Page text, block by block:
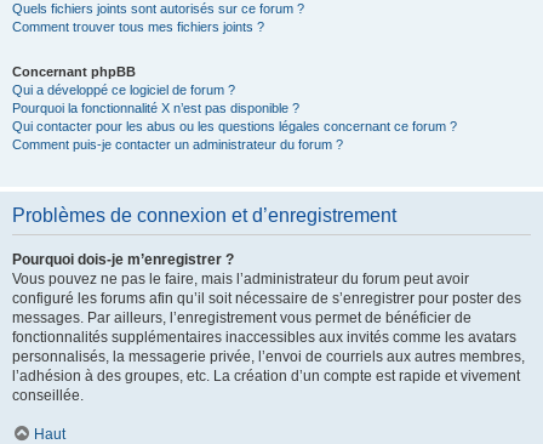
Quels fichiers joints sont autorisés sur ce forum ?
Comment trouver tous mes fichiers joints ?
Concernant phpBB
Qui a développé ce logiciel de forum ?
Pourquoi la fonctionnalité X n’est pas disponible ?
Qui contacter pour les abus ou les questions légales concernant ce forum ?
Comment puis-je contacter un administrateur du forum ?
Problèmes de connexion et d’enregistrement
Pourquoi dois-je m’enregistrer ?
Vous pouvez ne pas le faire, mais l’administrateur du forum peut avoir
configuré les forums afin qu’il soit nécessaire de s’enregistrer pour poster des
messages. Par ailleurs, l’enregistrement vous permet de bénéficier de
fonctionnalités supplémentaires inaccessibles aux invités comme les avatars
personnalisés, la messagerie privée, l’envoi de courriels aux autres membres,
l’adhésion à des groupes, etc. La création d’un compte est rapide et vivement
conseillée.
Haut